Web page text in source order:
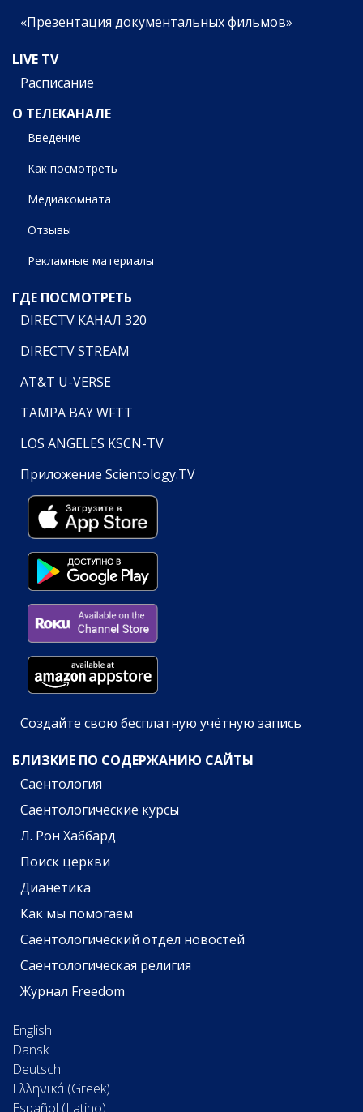
«Презентация документальных фильмов»
LIVE TV
Расписание
О ТЕЛЕКАНАЛЕ
Введение
Как посмотреть
Медиакомната
Отзывы
Рекламные материалы
ГДЕ ПОСМОТРЕТЬ
DIRECTV КАНАЛ 320
DIRECTV STREAM
AT&T U-VERSE
TAMPA BAY WFTT
LOS ANGELES KSCN-TV
Приложение Scientology.TV
Создайте свою бесплатную учётную запись
БЛИЗКИЕ ПО СОДЕРЖАНИЮ САЙТЫ
Саентология
Саентологические курсы
Л. Рон Хаббард
Поиск церкви
Дианетика
Как мы помогаем
Саентологический отдел новостей
Саентологическая религия
Журнал Freedom
English
Dansk
Deutsch
Ελληνικά (Greek)
Español (Latino)